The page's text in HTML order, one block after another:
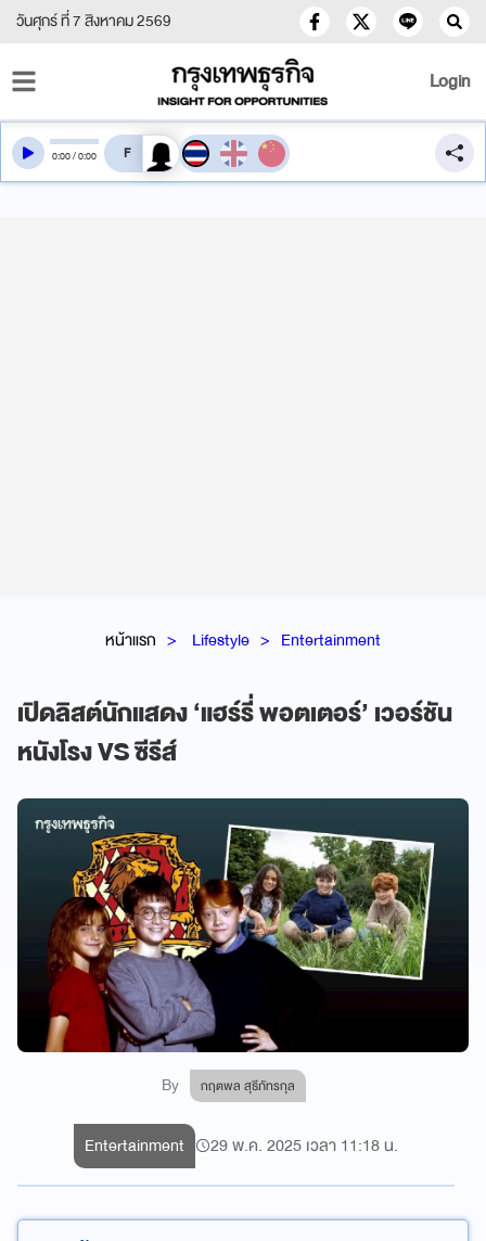
วันศุกร์ ที่ 7 สิงหาคม 2569
Login
หน้าแรก Lifestyle Entertainment
เปิดลิสต์นักแสดง ‘แฮร์รี่ พอตเตอร์’ เวอร์ชัน
หนังโรง VS ซีรีส์
By กฤตพล สุธีภัทรกุล
0:00/0:00 สลับเสียงอ่าน
Entertainment 29 พ.ค. 2025 เวลา 11:18 น.